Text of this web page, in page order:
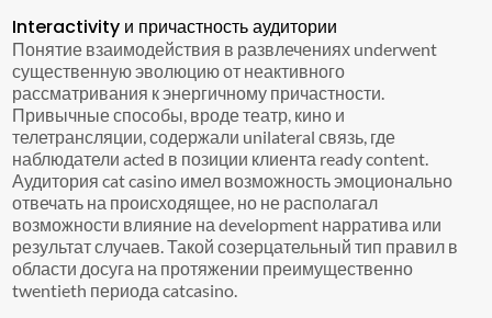
Interactivity и причастность аудитории
Понятие взаимодействия в развлечениях underwent
существенную эволюцию от неактивного
рассматривания к энергичному причастности.
Привычные способы, вроде театр, кино и
телетрансляции, содержали unilateral связь, где
наблюдатели acted в позиции клиента ready content.
Аудитория cat casino имел возможность эмоционально
отвечать на происходящее, но не располагал
возможности влияние на development нарратива или
результат случаев. Такой созерцательный тип правил в
области досуга на протяжении преимущественно
twentieth периода catcasino.